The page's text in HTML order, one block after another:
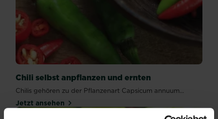
Chili selbst anpflanzen und ernten
Chilis gehören zu der Pflanzenart Capsicum annuum...
Jetzt ansehen